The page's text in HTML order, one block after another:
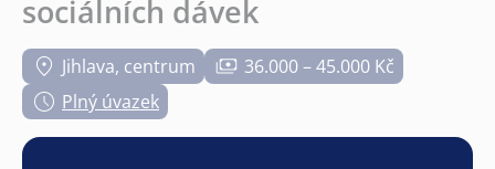
sociálních dávek
Jihlava, centrum
36.000 – 45.000 Kč
Plný úvazek